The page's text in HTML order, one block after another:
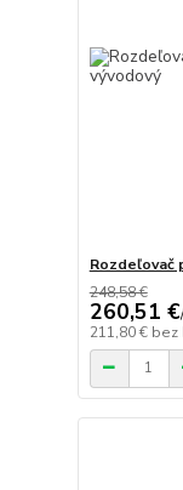
Rozdeľovač
248,58 €
260,51 €/
211,80 € bez